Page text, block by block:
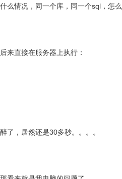
什么情况，同一个库，同一个sql，怎
后来直接在服务器上执行：
醉了，居然还是30多秒。。。。